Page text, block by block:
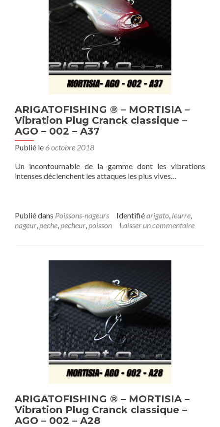
ARIGATOFISHING ® – MORTISIA –
Vibration Plug Cranck classique –
AGO – 002 – A37
Publié le 6 octobre 2018
Un incontournable de la gamme dont les vibrations
intenses déclenchent les attaques les plus vives…
Publié dans Poissons-nageurs Identifiéarigato, leurre,
nageur,peche,pecheur,poisson Laisser un commentaire
ARIGATOFISHING ® – MORTISIA –
Vibration Plug Cranck classique –
AGO – 002 – A28